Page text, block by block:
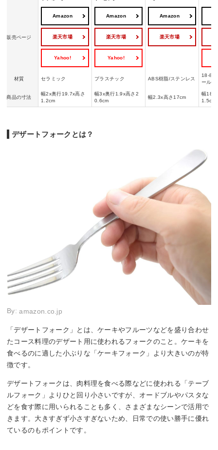
販売ページ
Amazon
楽天市場
Yahoo!
Amazon
楽天市場
Yahoo!
Amazon
楽天市場
材質 セラミック プラスチック ABS樹脂/ステンレス
18-8ス
ール
商品の寸法
幅2x奥行19.7x高さ
1.2cm
幅3x奥行1.9x高さ2
0.6cm
幅2.3x高さ17cm
幅18x
1.5cm
デザートフォークとは？
By:amazon.co.jp
「デザートフォーク」とは、ケーキやフルーツなどを盛り合わせ
たコース料理のデザート用に使われるフォークのこと。ケーキを
食べるのに適した小ぶりな「ケーキフォーク」より大きいのが特
徴です。
デザートフォークは、肉料理を食べる際などに使われる「テーブ
ルフォーク」よりひと回り小さいですが、オードブルやパスタな
どを食す際に用いられることも多く、さまざまなシーンで活用で
きます。大きすぎず小さすぎないため、日常での使い勝手に優れ
ているのもポイントです。